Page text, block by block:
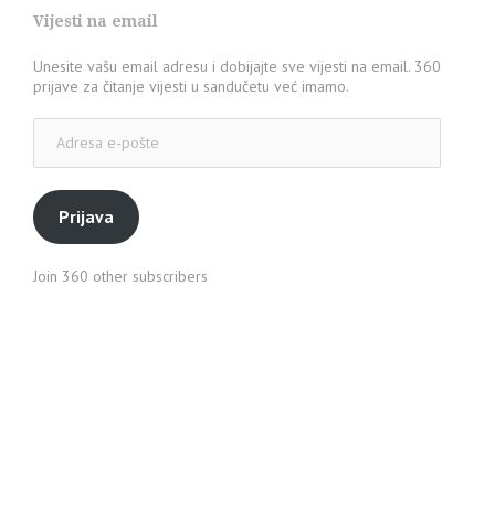
Vijesti na email
Unesite vašu email adresu i dobijajte sve vijesti na email. 360
prijave za čitanje vijesti u sandučetu već imamo.
pošte
Prijava
Join 360 other subscribers